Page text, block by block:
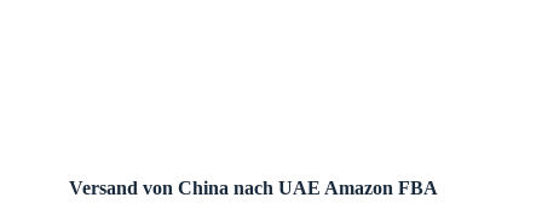
Versand von China nach UAE Amazon FBA